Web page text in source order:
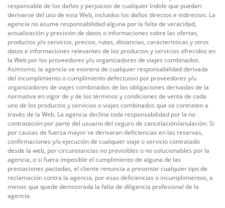
responsable de los daños y perjuicios de cualquier índole que puedan
derivarse del uso de esta Web, incluidos los daños directos e indirectos. La
agencia no asume responsabilidad alguna por la falta de veracidad,
actualización y precisión de datos o informaciones sobre las ofertas,
productos y/o servicios, precios, rutas, distancias, características y otros
datos e informaciones relevantes de los productos y servicios ofrecidos en
la Web por los proveedores y/u organizadores de viajes combinados.
Asimismo, la agencia se exonera de cualquier responsabilidad derivada
del incumplimiento o cumplimiento defectuoso por proveedores y/u
organizadores de viajes combinados de las obligaciones derivadas de la
normativa en vigor de y de los términos y condiciones de venta de cada
uno de los productos y servicios o viajes combinados que se contraten a
través de la Web. La agencia declina toda responsabilidad por la no
contratación por parte del usuario del seguro de cancelación/anulación. Si
por causas de fuerza mayor se derivaran deficiencias en las reservas,
confirmaciones y/o ejecución de cualquier viaje o servicio contratado
desde la web, por circunstancias no previsibles o no solucionables por la
agencia, o si fuera imposible el cumplimiento de alguna de las
prestaciones pactadas, el cliente renuncia a presentar cualquier tipo de
reclamación contra la agencia, por esas deficiencias o incumplimientos, a
menos que quede demostrada la falta de diligencia profesional de la
agencia.